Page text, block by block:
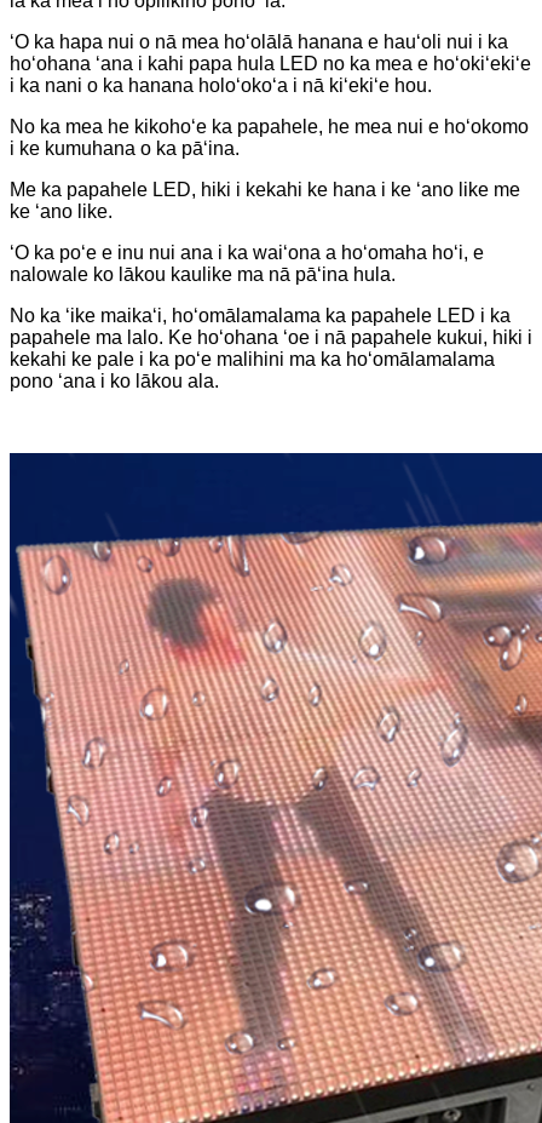
ʻO ka hapa nui o nā mea hoʻolālā hanana e hauʻoli nui i ka
hoʻohana ʻana i kahi papa hula LED no ka mea e hoʻokiʻekiʻe
i ka nani o ka hanana holoʻokoʻa i nā kiʻekiʻe hou.
No ka mea he kikohoʻe ka papahele, he mea nui e hoʻokomo
i ke kumuhana o ka pāʻina.
Me ka papahele LED, hiki i kekahi ke hana i ke ʻano like me
ke ʻano like.
ʻO ka poʻe e inu nui ana i ka waiʻona a hoʻomaha hoʻi, e
nalowale ko lākou kaulike ma nā pāʻina hula.
No ka ʻike maikaʻi, hoʻomālamalama ka papahele LED i ka
papahele ma lalo. Ke hoʻohana ʻoe i nā papahele kukui, hiki i
kekahi ke pale i ka poʻe malihini ma ka hoʻomālamalama
pono ʻana i ko lākou ala.